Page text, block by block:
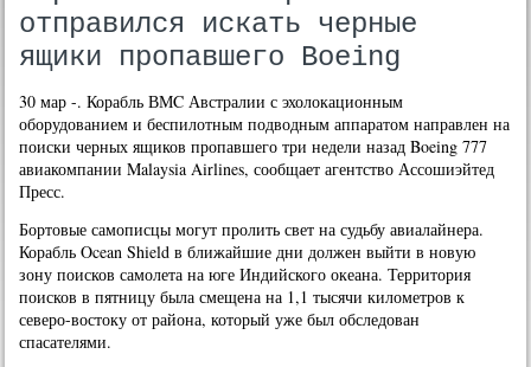
отправился искать черные
ящики пропавшего Boeing
30 мар -. Корабль ВМC Австралии с эхолокационным
оборудованием и беспилотным подводным аппаратом направлен на
поиски черных ящиков пропавшего три недели назад Boeing 777
авиакомпании Malaysia Airlines, сообщает агентство Ассошиэйтед
Пресс.
Бортовые самописцы могут пролить свет на судьбу авиалайнера.
Корабль Ocean Shield в ближайшие дни должен выйти в новую
зону поисков самолета на юге Индийского океана. Территория
поисков в пятницу была смещена на 1,1 тысячи километров к
северо-востоку от района, который уже был обследован
спасателями.